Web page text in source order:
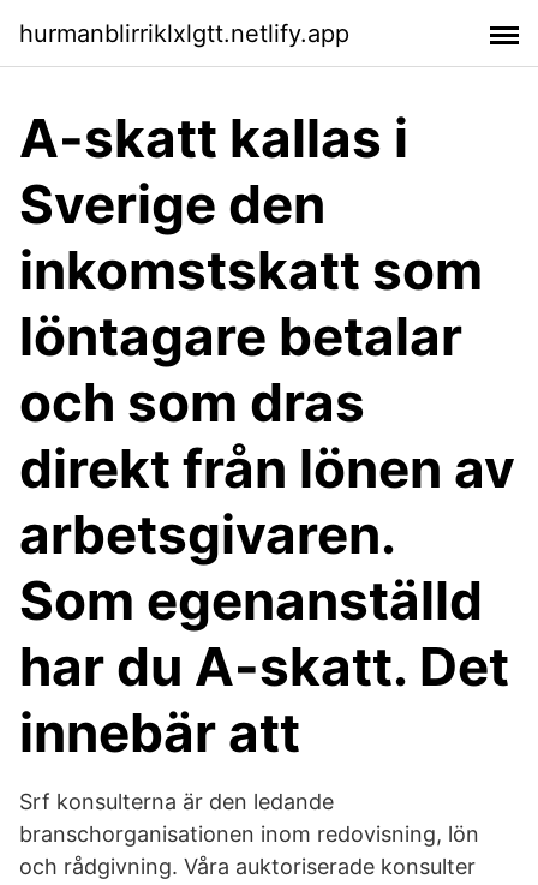
hurmanblirriklxlgtt.netlify.app
A-skatt kallas i
Sverige den
inkomstskatt som
löntagare betalar
och som dras
direkt från lönen av
arbetsgivaren.
Som egenanställd
har du A-skatt. Det
innebär att
Srf konsulterna är den ledande
branschorganisationen inom redovisning, lön
och rådgivning. Våra auktoriserade konsulter